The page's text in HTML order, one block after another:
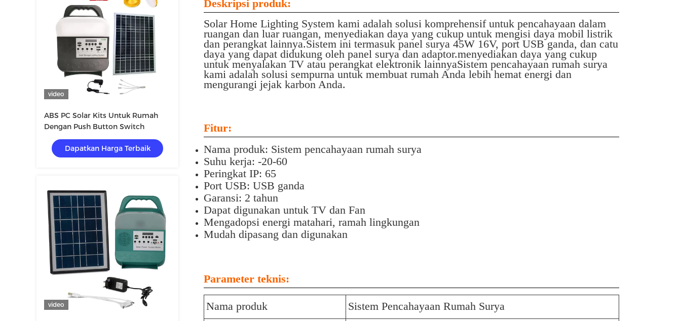
video
ABS PC Solar Kits Untuk Rumah
Dengan Push Button Switch
Dapatkan Harga Terbaik
video
Deskripsi produk:
Solar Home Lighting System kami adalah solusi komprehensif untuk pencahayaan dalam
ruangan dan luar ruangan, menyediakan daya yang cukup untuk mengisi daya mobil listrik
dan perangkat lainnya.Sistem ini termasuk panel surya 45W 16V, port USB ganda, dan catu
daya yang dapat didukung oleh panel surya dan adaptor.menyediakan daya yang cukup
untuk menyalakan TV atau perangkat elektronik lainnyaSistem pencahayaan rumah surya
kami adalah solusi sempurna untuk membuat rumah Anda lebih hemat energi dan
mengurangi jejak karbon Anda.
Fitur:
Nama produk: Sistem pencahayaan rumah surya
Suhu kerja: -20-60
Peringkat IP: 65
Port USB: USB ganda
Garansi: 2 tahun
Dapat digunakan untuk TV dan Fan
Mengadopsi energi matahari, ramah lingkungan
Mudah dipasang dan digunakan
Parameter teknis:
Nama produk
Sistem Pencahayaan Rumah Surya